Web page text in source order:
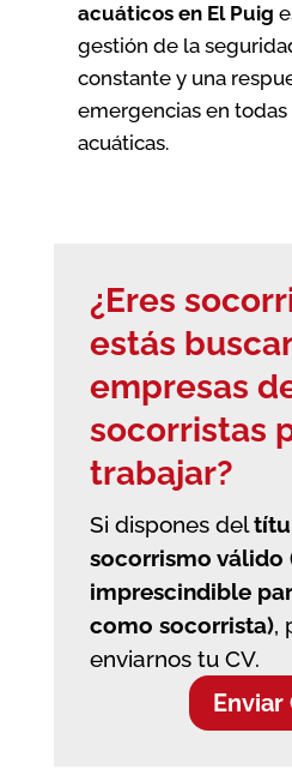
acuáticos en El Puig
gestión de la
constante y una
emergencias en todas
acuáticas.
¿Eres
estás
empresas
socorristas
trabajar?
Si dispones del
socorrismo
imprescindible
como socorrista),
enviarnos tu CV.
Enviar